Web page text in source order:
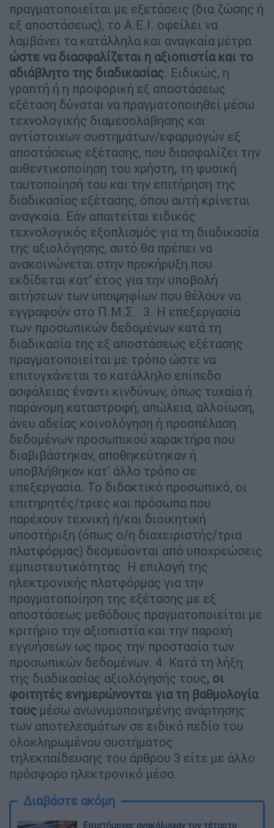
πραγματοποιείται με εξετάσεις (δια ζώσης ή
εξ αποστάσεως), το Α.Ε.Ι. οφείλει να
λαμβάνει τα κατάλληλα και αναγκαία μέτρα
ώστε να διασφαλίζεται η αξιοπιστία και το
αδιάβλητο της διαδικασίας. Ειδικώς, η
γραπτή ή η προφορική εξ αποστάσεως
εξέταση δύναται να πραγματοποιηθεί μέσω
τεχνολογικής διαμεσολάβησης και
αντίστοιχων συστημάτων/εφαρμογών εξ
αποστάσεως εξέτασης, που διασφαλίζει την
αυθεντικοποίηση του χρήστη, τη φυσική
ταυτοποίησή του και την επιτήρηση της
διαδικασίας εξέτασης, όπου αυτή κρίνεται
αναγκαία. Εάν απαιτείται ειδικός
τεχνολογικός εξοπλισμός για τη διαδικασία
της αξιολόγησης, αυτό θα πρέπει να
ανακοινώνεται στην προκήρυξη που
εκδίδεται κατ’ έτος για την υποβολή
αιτήσεων των υποψηφίων που θέλουν να
εγγραφούν στο Π.Μ.Σ.. 3. Η επεξεργασία
των προσωπικών δεδομένων κατά τη
διαδικασία της εξ αποστάσεως εξέτασης
πραγματοποιείται με τρόπο ώστε να
επιτυγχάνεται το κατάλληλο επίπεδο
ασφάλειας έναντι κινδύνων, όπως τυχαία ή
παράνομη καταστροφή, απώλεια, αλλοίωση,
άνευ αδείας κοινολόγηση ή προσπέλαση
δεδομένων προσωπικού χαρακτήρα που
διαβιβάστηκαν, αποθηκεύτηκαν ή
υποβλήθηκαν κατ’ άλλο τρόπο σε
επεξεργασία. Το διδακτικό προσωπικό, οι
επιτηρητές/τριες και πρόσωπα που
παρέχουν τεχνική ή/και διοικητική
υποστήριξη (όπως ο/η διαχειριστής/τρια
πλατφόρμας) δεσμεύονται από υποχρεώσεις
εμπιστευτικότητας. Η επιλογή της
ηλεκτρονικής πλατφόρμας για την
πραγματοποίηση της εξέτασης με εξ
αποστάσεως μεθόδους πραγματοποιείται με
κριτήριο την αξιοπιστία και την παροχή
εγγυήσεων ως προς την προστασία των
προσωπικών δεδομένων. 4. Κατά τη λήξη
της διαδικασίας αξιολόγησής τους, οι
φοιτητές ενημερώνονται για τη βαθμολογία
τους μέσω ανωνυμοποιημένης ανάρτησης
των αποτελεσμάτων σε ειδικό πεδίο του
ολοκληρωμένου συστήματος
τηλεκπαίδευσης του άρθρου 3 είτε με άλλο
πρόσφορο ηλεκτρονικό μέσο.
Διαβάστε ακόμη
Επιστήμονες ανακάλυψαν τον τέταρτο